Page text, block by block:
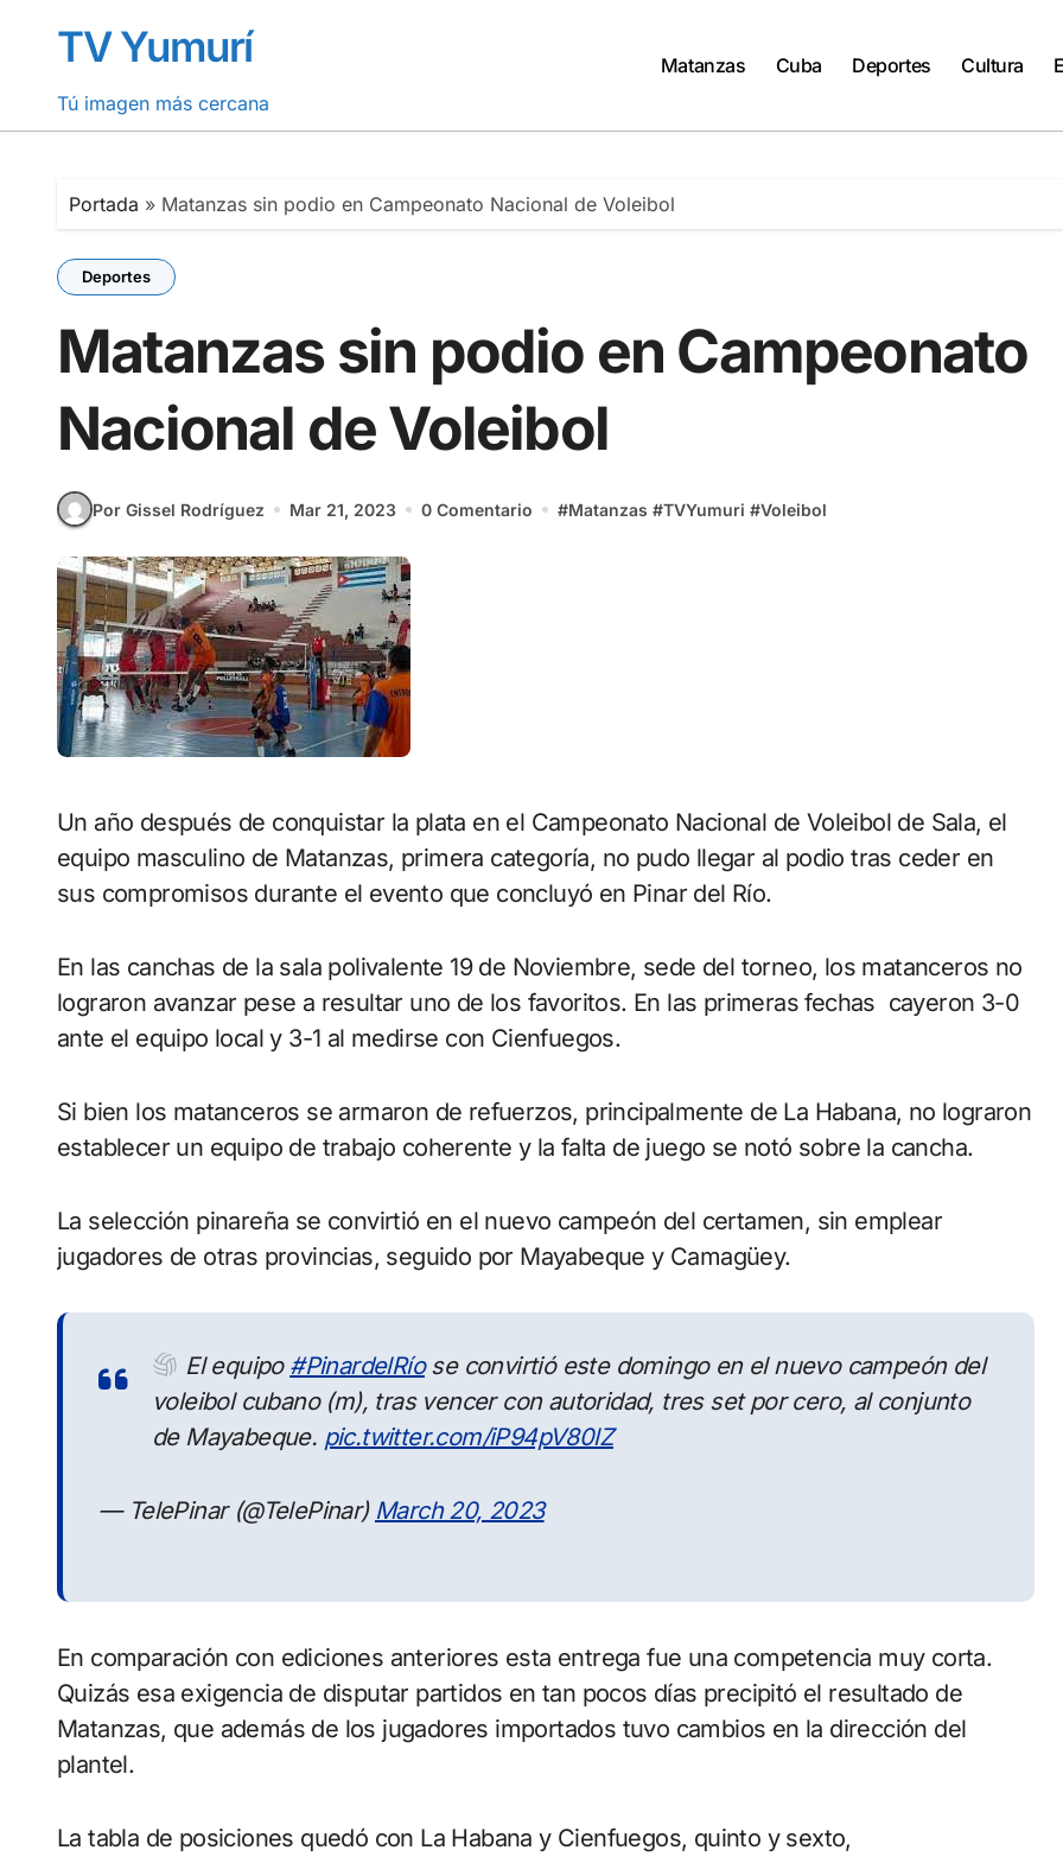
contenidoTV Yumurí
Tú imagen más cercana
Matanzas Cuba Deportes Cultura
Portada » Matanzas sin podio en Campeonato Nacional de Voleibol
Deportes
Matanzas sin podio en Campeonato
Nacional de Voleibol
Por Gissel Rodríguez Mar 21, 2023 0 Comentario #Matanzas #TVYumuri #Voleibol
Un año después de conquistar la plata en el Campeonato Nacional de Voleibol de Sala, el
equipo masculino de Matanzas, primera categoría, no pudo llegar al podio tras ceder en
sus compromisos durante el evento que concluyó en Pinar del Río.
En las canchas de la sala polivalente 19 de Noviembre, sede del torneo, los matanceros no
lograron avanzar pese a resultar uno de los favoritos. En las primeras fechas cayeron 3-0
ante el equipo local y 3-1 al medirse con Cienfuegos.
Si bien los matanceros se armaron de refuerzos, principalmente de La Habana, no lograron
establecer un equipo de trabajo coherente y la falta de juego se notó sobre la cancha.
La selección pinareña se convirtió en el nuevo campeón del certamen, sin emplear
jugadores de otras provincias, seguido por Mayabeque y Camagüey.
El equipo #PinardelRíose convirtió este domingo en el nuevo campeón del
voleibol cubano (m), tras vencer con autoridad, tres set por cero, al conjunto
de Mayabeque. pic.twitter.com/iP94pV80lZ
— TelePinar (@TelePinar) March 20, 2023
En comparación con ediciones anteriores esta entrega fue una competencia muy corta.
Quizás esa exigencia de disputar partidos en tan pocos días precipitó el resultado de
Matanzas, que además de los jugadores importados tuvo cambios en la dirección del
plantel.
La tabla de posiciones quedó con La Habana y Cienfuegos, quinto y sexto,